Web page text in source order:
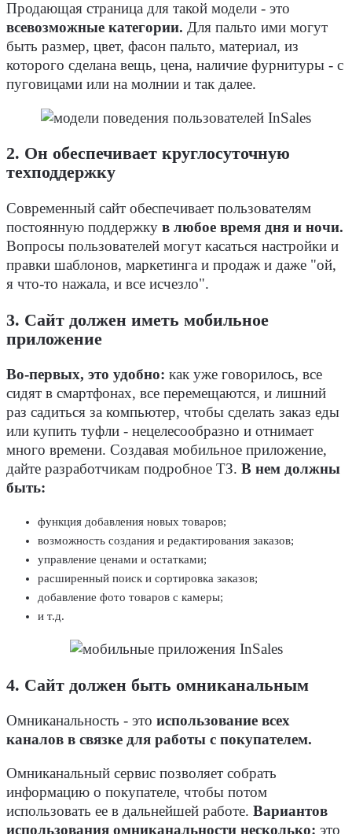
Продающая страница для такой модели - это
всевозможные категории. Для пальто ими могут
быть размер, цвет, фасон пальто, материал, из
которого сделана вещь, цена, наличие фурнитуры - с
пуговицами или на молнии и так далее.
2. Он обеспечивает круглосуточную
техподдержку
Современный сайт обеспечивает пользователям
постоянную поддержку в любое время дня и ночи.
Вопросы пользователей могут касаться настройки и
правки шаблонов, маркетинга и продаж и даже "ой,
я что-то нажала, и все исчезло".
3. Сайт должен иметь мобильное
приложение
Во-первых, это удобно: как уже говорилось, все
сидят в смартфонах, все перемещаются, и лишний
раз садиться за компьютер, чтобы сделать заказ еды
или купить туфли - нецелесообразно и отнимает
много времени. Создавая мобильное приложение,
дайте разработчикам подробное ТЗ. В нем должны
быть:
функция добавления новых товаров;
возможность создания и редактирования заказов;
управление ценами и остатками;
расширенный поиск и сортировка заказов;
добавление фото товаров с камеры;
и т.д.
4. Сайт должен быть омниканальным
Омниканальность - это использование всех
каналов в связке для работы с покупателем.
Омниканальный сервис позволяет собрать
информацию о покупателе, чтобы потом
использовать ее в дальнейшей работе. Вариантов
использования омниканальности несколько: это